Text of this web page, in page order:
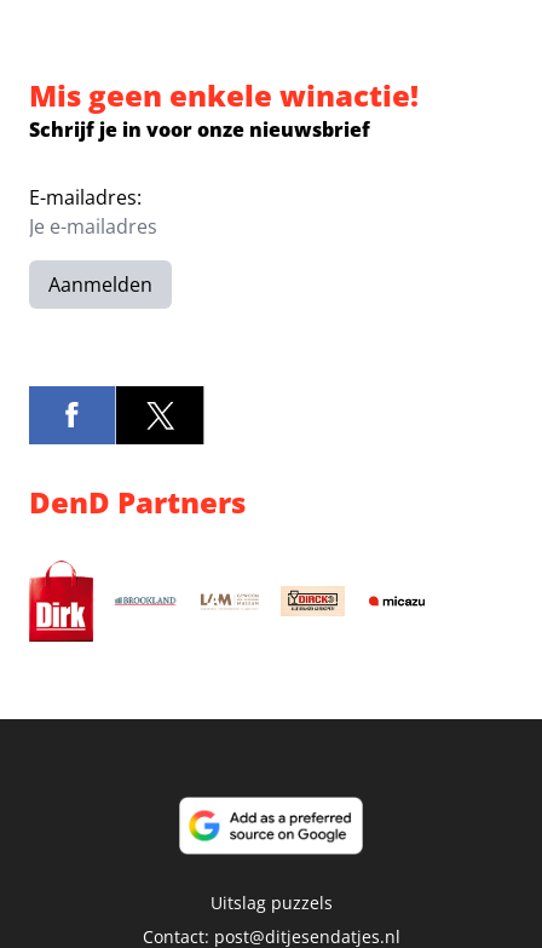
Mis geen enkele winactie!
Schrijf je in voor onze nieuwsbrief
E-mailadres:
Aanmelden
DenD Partners
Uitslag puzzels
Contact: post@ditjesendatjes.nl